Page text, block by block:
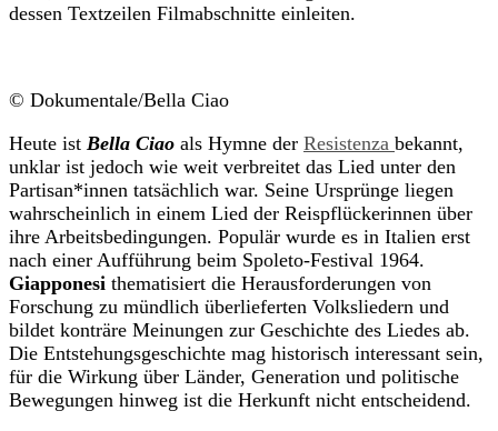
dessen Textzeilen Filmabschnitte einleiten.
© Dokumentale/Bella Ciao
Heute ist Bella Ciao als Hymne der Resistenza bekannt,
unklar ist jedoch wie weit verbreitet das Lied unter den
Partisan*innen tatsächlich war. Seine Ursprünge liegen
wahrscheinlich in einem Lied der Reispflückerinnen über
ihre Arbeitsbedingungen. Populär wurde es in Italien erst
nach einer Aufführung beim Spoleto-Festival 1964.
Giapponesi thematisiert die Herausforderungen von
Forschung zu mündlich überlieferten Volksliedern und
bildet konträre Meinungen zur Geschichte des Liedes ab.
Die Entstehungsgeschichte mag historisch interessant sein,
für die Wirkung über Länder, Generation und politische
Bewegungen hinweg ist die Herkunft nicht entscheidend.